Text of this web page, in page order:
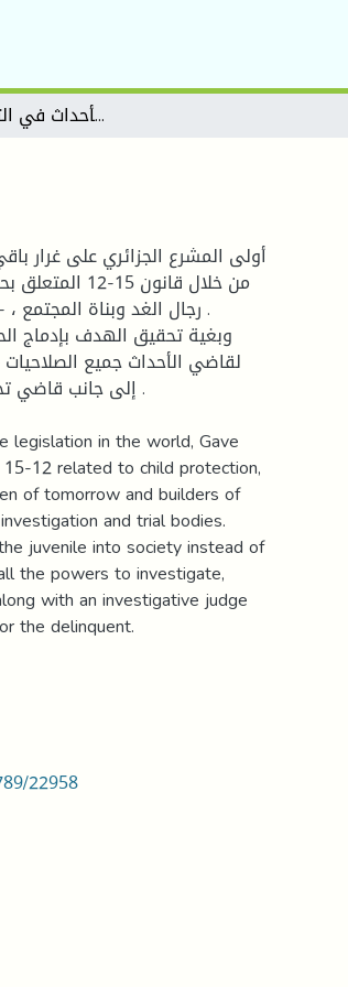
إجراءات محاكمة الأحداث في التشريع الجزائري
أولى المشرع الجزائري على غرار
من خلال
رجال الغد وبناة
وبغية تحقيق الهدف بإدماج
لقاضي الأحداث جميع
إلى جانب قاضي
legislation in the world, Gave
12 related to child protection,
of tomorrow and builders of
and trial bodies.
juvenile into society instead of
the powers to investigate,
with an investigative judge
the delinquent.
22958